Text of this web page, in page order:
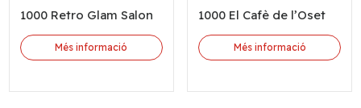
1000 Retro Glam Salon
Més informació
1000 El Cafè de l’Oset
Més informació